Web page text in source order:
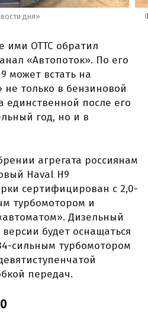
дня»
ими ОТТС обратил
«Автопоток». По его
может встать на
не только в бензиновой
единственной после его
год, но и в
агрегата россиянам
Haval H9
сертифицирован с 2,0-
турбомотором и
Дизельный
будет оснащаться
сильным турбомотором
передач.